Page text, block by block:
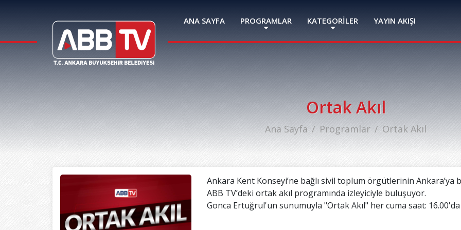
ANA SAYFA PROGRAMLAR KATEGORİLER YAYIN AKIŞI
Ortak Akıl
Ana Sayfa Programlar Ortak Akıl
Ankara Kent Konseyi’ne bağlı sivil toplum örgütlerinin Ankara’ya
ABB TV’deki ortak akıl programında izleyiciyle buluşuyor.
Gonca Ertuğrul'un sunumuyla "Ortak Akıl" her cuma saat: